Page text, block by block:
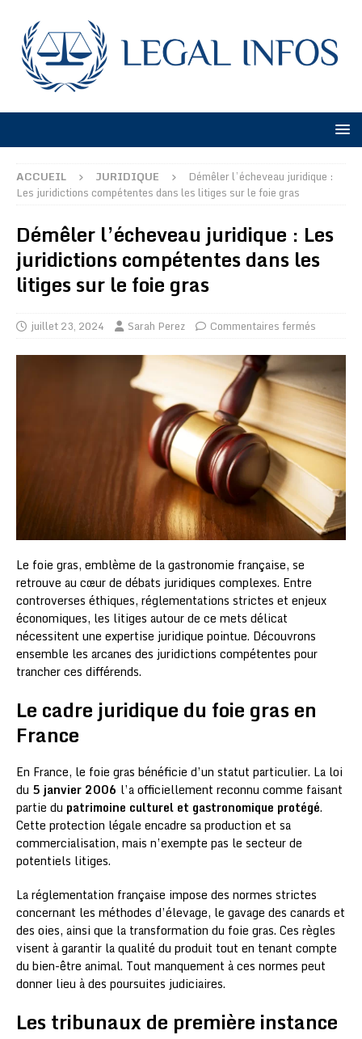
ACCUEIL JURIDIQUE
Démêler l’écheveau juridique :
Les juridictions compétentes dans les litiges sur le foie gras
Démêler l’écheveau juridique : Les
juridictions compétentes dans les
litiges sur le foie gras
juillet 23, 2024 Sarah Perez Commentaires fermés
Le foie gras, emblème de la gastronomie française, se
retrouve au cœur de débats juridiques complexes. Entre
controverses éthiques, réglementations strictes et enjeux
économiques, les litiges autour de ce mets délicat
nécessitent une expertise juridique pointue. Découvrons
ensemble les arcanes des juridictions compétentes pour
trancher ces différends.
Le cadre juridique du foie gras en
France
En France, le foie gras bénéficie d’un statut particulier. La loi
du 5 janvier 2006 l’a officiellement reconnu comme faisant
partie du patrimoine culturel et gastronomique protégé.
Cette protection légale encadre sa production et sa
commercialisation, mais n’exempte pas le secteur de
potentiels litiges.
La réglementation française impose des normes strictes
concernant les méthodes d’élevage, le gavage des canards et
des oies, ainsi que la transformation du foie gras. Ces règles
visent à garantir la qualité du produit tout en tenant compte
du bien-être animal. Tout manquement à ces normes peut
donner lieu à des poursuites judiciaires.
Les tribunaux de première instance